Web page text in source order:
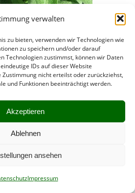
verwalten
zu bieten, verwenden wir Technologien wie
zu speichern und/oder darauf
Technologien zustimmst, können wir Daten
IDs auf dieser Website
nicht erteilst oder zurückziehst,
und Funktionen beeinträchtigt werden.
Akzeptieren
Ablehnen
ansehen
Impressum
Patricia Winterhalter
Impressum